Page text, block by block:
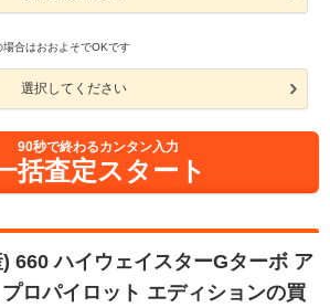
合はおおよそでOKです
選択してください
90秒で終わるカンタン入力
括査定スタート
660 ハイウェイスターGターボ ア
ロパイロット エディションの買